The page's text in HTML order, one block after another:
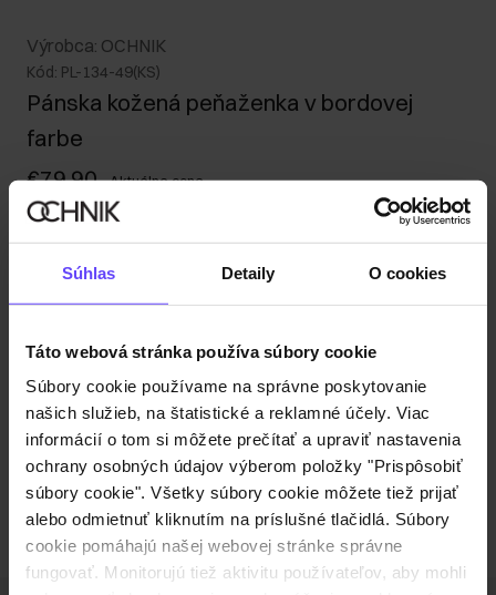
Súhlas Detaily O cookies
Táto webová stránka používa súbory cookie
Súbory cookie používame na správne poskytovanie
našich služieb, na štatistické a reklamné účely. Viac
informácií o tom si môžete prečítať a upraviť nastavenia
ochrany osobných údajov výberom položky "Prispôsobiť
súbory cookie". Všetky súbory cookie môžete tiež prijať
alebo odmietnuť kliknutím na príslušné tlačidlá. Súbory
cookie pomáhajú našej webovej stránke správne
fungovať. Monitorujú tiež aktivitu používateľov, aby mohli
Výrobca: OCHNIK
Kód: PL-134-49(KS)
Pánska kožená peňaženka v bordovej
farbe
€79,90-Aktuálna cena
Odoslanie do 1 pracovného dňa
Popis produktu
Zloženie a rozmery
Recenzie